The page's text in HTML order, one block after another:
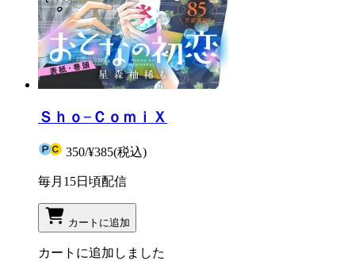
Ｓｈｏ−ＣｏｍｉＸ
350/¥385(税込)
毎月15日頃配信
カートに追加
カートに追加しました